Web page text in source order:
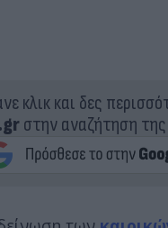
κλικ και δες
στην αναζήτηση της